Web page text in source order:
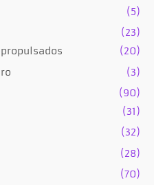
(5)
(23)
(20)
(3)
(90)
(31)
(32)
(28)
(70)